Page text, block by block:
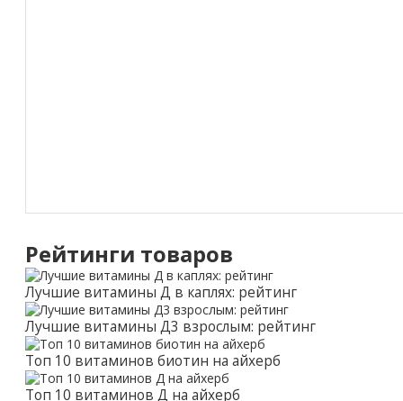
Рейтинги товаров
Лучшие витамины Д в каплях: рейтинг
Лучшие витамины Д3 взрослым: рейтинг
Топ 10 витаминов биотин на айхерб
Топ 10 витаминов Д на айхерб